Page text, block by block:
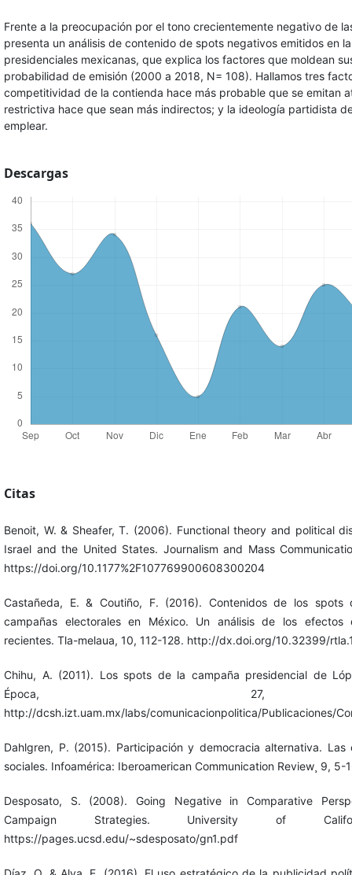
Frente a la preocupación por el tono crecientemente negativo de
presenta un análisis de contenido de spots negativos emitidos en
presidenciales mexicanas, que explica los factores que moldean
probabilidad de emisión (2000 a 2018, N= 108). Hallamos tres
competitividad de la contienda hace más probable que se emitan
restrictiva hace que sean más indirectos; y la ideología partidista
emplear.
Descargas
Citas
Benoit, W. & Sheafer, T. (2006). Functional theory and political
Israel and the United States. Journalism and Mass
https://doi.org/10.1177%2F107769900608300204
Castañeda, E. & Coutiño, F. (2016). Contenidos de los
campañas electorales en México. Un análisis de los efectos
recientes. Tla-melaua, 10, 112-128. http://dx.doi.org/10.32399/
Chihu, A. (2011). Los spots de la campaña presidencial de
Época, 27,
http://dcsh.izt.uam.mx/labs/comunicacionpolitica/Publicaciones/
Dahlgren, P. (2015). Participación y democracia alternativa.
sociales. Infoamérica: Iberoamerican Communication Review¸ 9, 5-
Desposato, S. (2008). Going Negative in Comparative
Campaign Strategies. University of
https://pages.ucsd.edu/~sdesposato/gn1.pdf